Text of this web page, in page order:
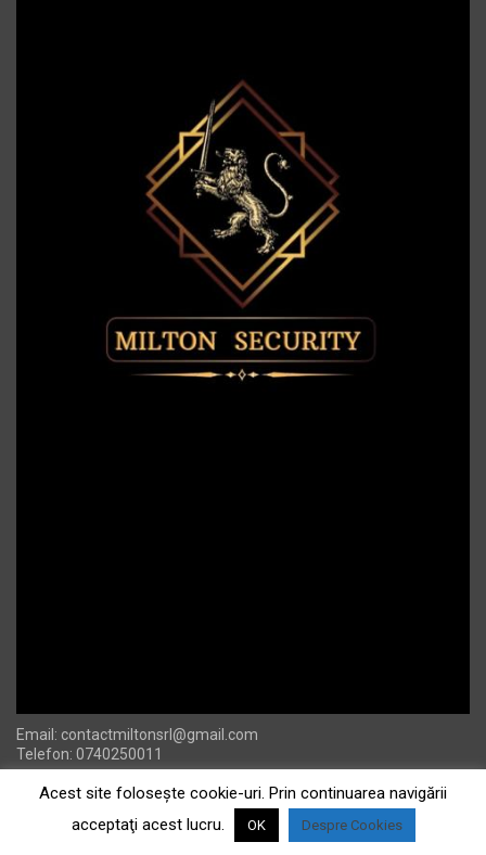
Email: contactmiltonsrl@gmail.com
Telefon: 0740250011
Acest site foloseşte cookie-uri. Prin continuarea navigării
acceptaţi acest lucru.
OK Despre Cookies